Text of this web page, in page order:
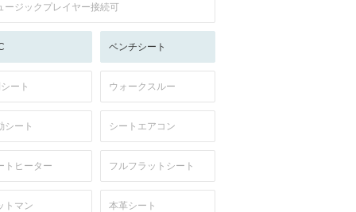
ージックプレイヤー接続可
ベンチシート
ート ウォークスルー
シート シートエアコン
トヒーター フルフラットシート
トマン 本革シート